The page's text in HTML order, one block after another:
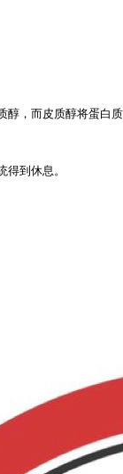
醇，而皮质醇将蛋
到休息。